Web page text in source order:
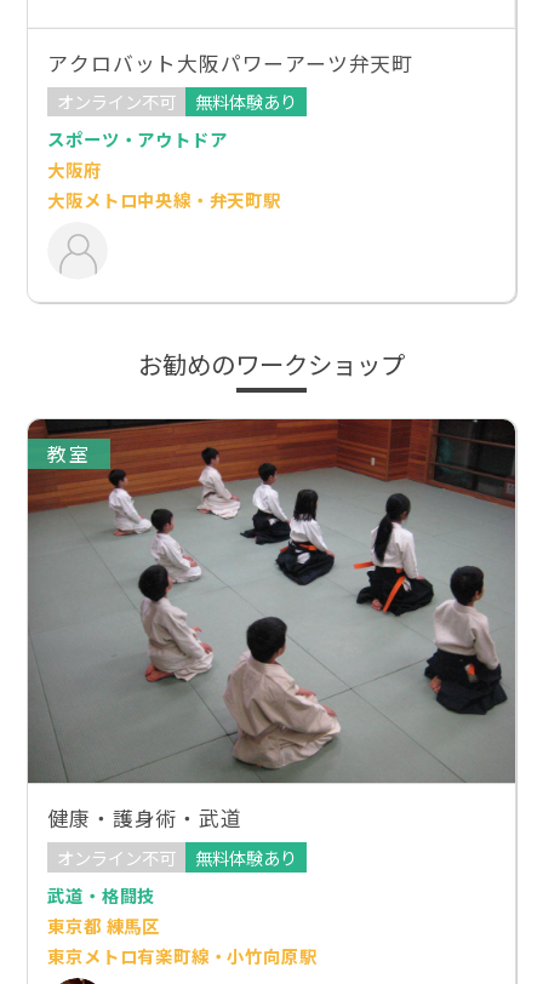
アクロバット大阪パワーアーツ弁天町
オンライン不可
無料体験あり
スポーツ・アウトドア
大阪府
大阪メトロ中央線・弁天町駅
お勧めのワークショップ
教室
健康・護身術・武道
オンライン不可
無料体験あり
武道・格闘技
東京都 練馬区
東京メトロ有楽町線・小竹向原駅